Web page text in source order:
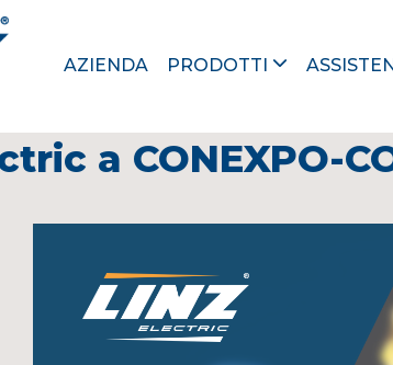
AZIENDA PRODOTTI
a CONEXPO-